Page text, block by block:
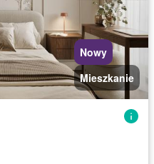
Nowy
Mieszkanie